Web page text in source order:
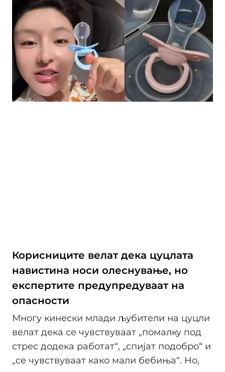
Корисниците велат дека цуцлата
навистина носи олеснување, но
експертите предупредуваат на
опасности
Многу кинески млади љубители на цуцли
велат дека се чувствуваат „помалку под
стрес додека работат“, „спијат подобро“ и
„се чувствуваат како мали бебиња“. Но,